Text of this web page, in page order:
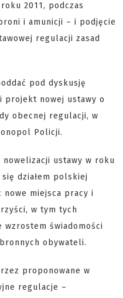
2011, podczas
i amunicji – i podjęcie
regulacji zasad
pod dyskusję
projekt nowej ustawy o
obecnej regulacji, w
Policji.
ustawy w roku
działem polskiej
miejsca pracy i
w tym tych
wzrostem świadomości
obywateli.
proponowane w
regulacje –